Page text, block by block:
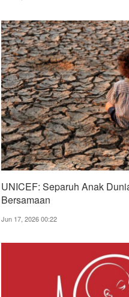
UNICEF: Separuh Anak
Bersamaan
Jun 17, 2026 00:22